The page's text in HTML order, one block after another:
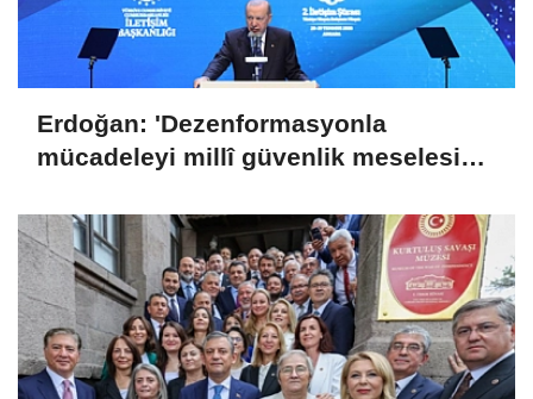
Erdoğan: 'Dezenformasyonla
mücadeleyi millî güvenlik meselesi